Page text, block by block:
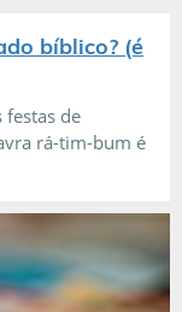
bíblico? (é
festas de
rá-tim-bum é